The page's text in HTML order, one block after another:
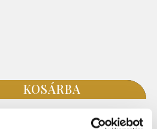
KOSÁRBA